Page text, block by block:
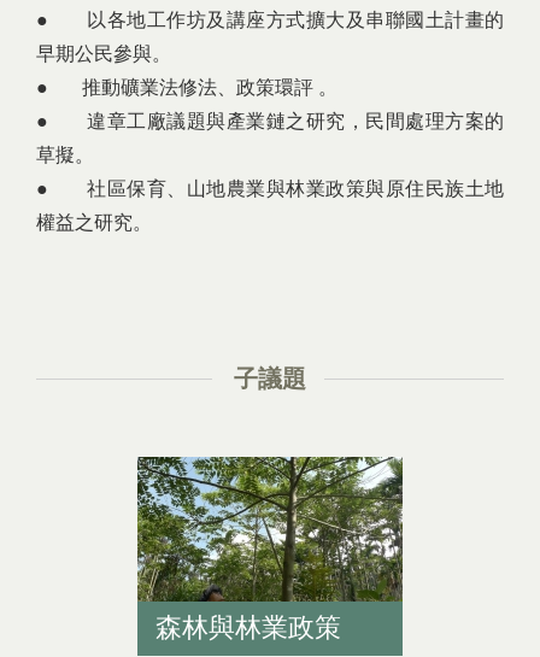
● 以各地工作坊及講座方式擴大及串聯國土計畫的
早期公民參與。
● 推動礦業法修法、政策環評 。
● 違章工廠議題與產業鏈之研究，民間處理方案的
草擬。
● 社區保育、山地農業與林業政策與原住民族土地
權益之研究。
子議題
森林與林業政策